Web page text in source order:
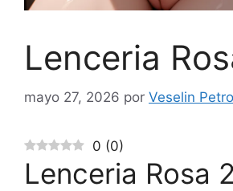
Lenceria
mayo 27, 2026 por Veselin
0 (0)
Lenceria Rosa 2